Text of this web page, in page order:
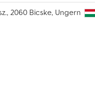
2060 Bicske, Ungern